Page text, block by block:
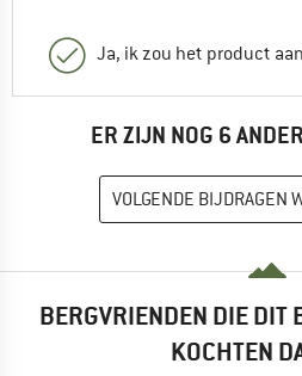
Ja, ik zou het product
ER ZIJN NOG 6
VOLGENDE BIJDRAGEN
BERGVRIENDEN DIE DIT
KOCHTEN